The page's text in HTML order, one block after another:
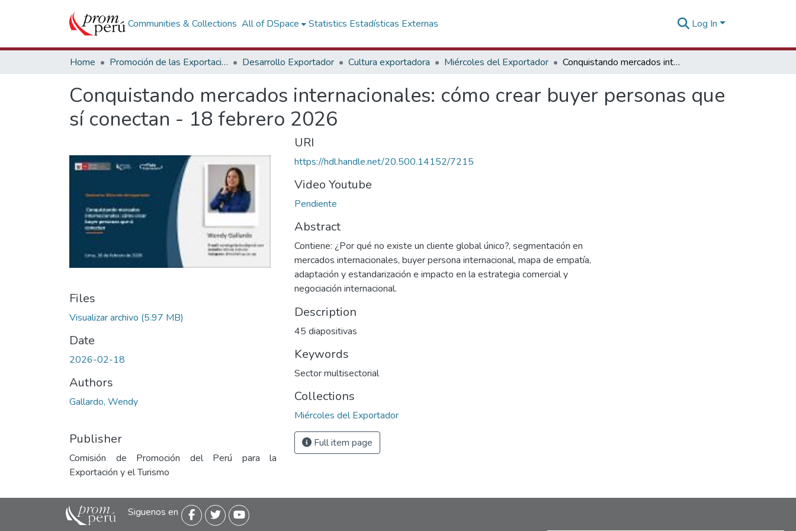
Communities & Collections All of DSpace Statistics Estadísticas Externas Log In
Home Promoción de las Exportaciones Desarrollo Exportador Cultura exportadora Miércoles del Exportador Conquistando mercados internacionales: cómo crear buyer personas que sí conectan - 18 febrero 2026
Conquistando mercados internacionales: cómo crear buyer personas que
sí conectan - 18 febrero 2026
Files
Visualizar archivo (5.97 MB)
Date
2026-02-18
Authors
Gallardo, Wendy
Publisher
Comisión de Promoción del Perú para la
Exportación y el Turismo
URI
https://hdl.handle.net/20.500.14152/7215
Video Youtube
Pendiente
Abstract
Contiene: ¿Por qué no existe un cliente global único?, segmentación en
mercados internacionales, buyer persona internacional, mapa de empatía,
adaptación y estandarización e impacto en la estrategia comercial y
negociación internacional.
Description
45 diapositivas
Keywords
Sector multisectorial
Collections
Miércoles del Exportador
Full item page
Siguenos en